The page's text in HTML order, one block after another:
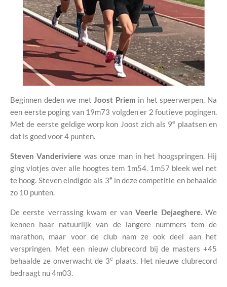
Beginnen deden we metJoost Priem in het speerwerpen. Na
een eerste poging van 19m73 volgden er 2 foutieve pogingen.
Met de eerste geldige worp kon Joost zich als 9e plaatsen en
dat is goed voor 4 punten.
Steven Vanderiviere was onze man in het hoogspringen. Hij
ging vlotjes over alle hoogtes tem 1m54. 1m57 bleek wel net
te hoog. Steven eindigde als 3ein deze competitie en behaalde
zo 10 punten.
De eerste verrassing kwam er vanVeerle Dejaeghere. We
kennen haar natuurlijk van de langere nummers tem de
marathon, maar voor de club nam ze ook deel aan het
verspringen. Met een nieuw clubrecord bij de masters +45
behaalde ze onverwacht de 3e plaats. Het nieuwe clubrecord
bedraagt nu 4m03.